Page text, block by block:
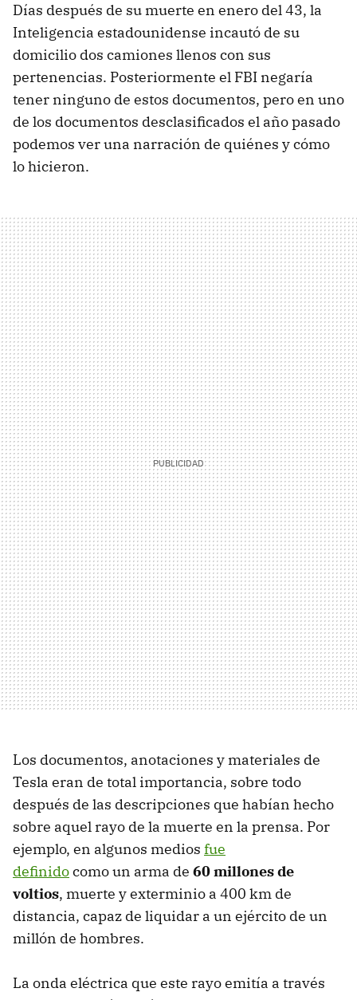
Días después de su muerte en enero del 43, la
Inteligencia estadounidense incautó de su
domicilio dos camiones llenos con sus
pertenencias. Posteriormente el FBI negaría
tener ninguno de estos documentos, pero en uno
de los documentos desclasificados el año pasado
podemos ver una narración de quiénes y cómo
lo hicieron.
Los documentos, anotaciones y materiales de
Tesla eran de total importancia, sobre todo
después de las descripciones que habían hecho
sobre aquel rayo de la muerte en la prensa. Por
ejemplo, en algunos medios fue
definidocomo un arma de 60 millones de
voltios, muerte y exterminio a 400 km de
distancia, capaz de liquidar a un ejército de un
millón de hombres.
La onda eléctrica que este rayo emitía a través